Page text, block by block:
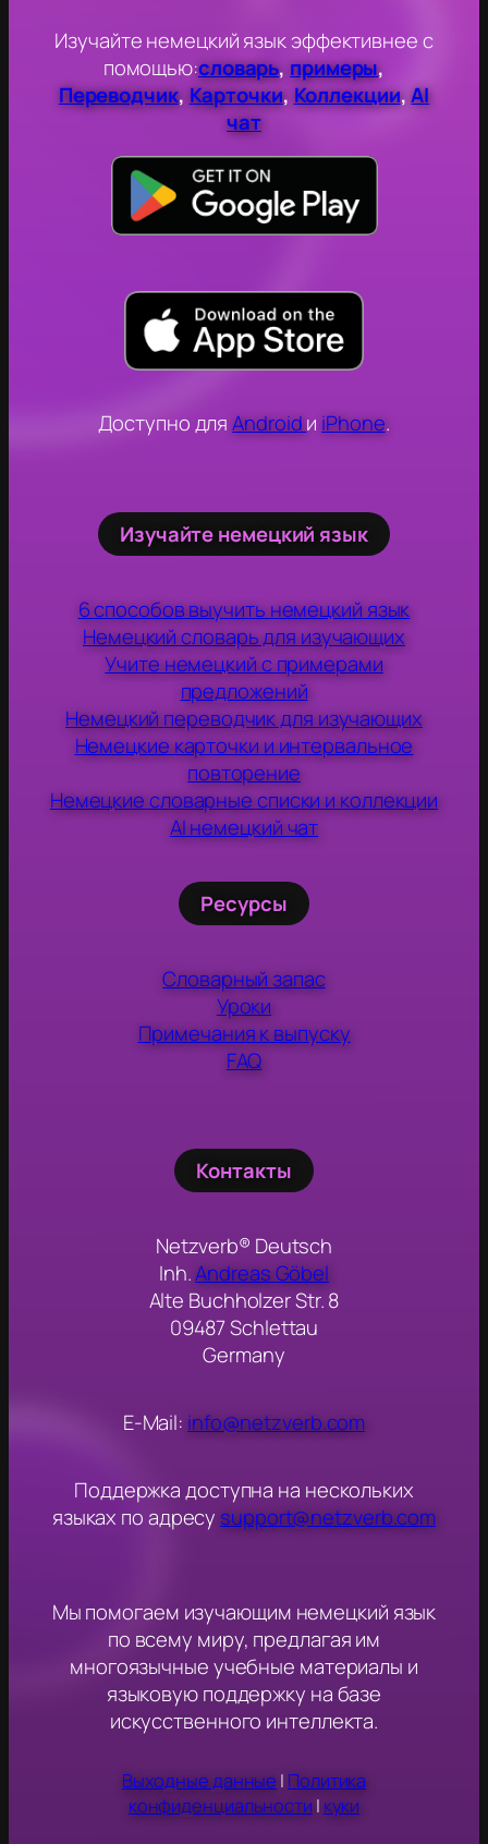
Изучайте немецкий язык эффективнее с
помощью:словарь,примеры,
Переводчик, Карточки, Коллекции,AI
чат
Доступно дляAndroidи iPhone.
Изучайте немецкий язык
6 способов выучить немецкий язык
Немецкий словарь для изучающих
Учите немецкий с примерами
предложений
Немецкий переводчик для изучающих
Немецкие карточки и интервальное
повторение
Немецкие словарные списки и коллекции
AI немецкий чат
Ресурсы
Словарный запас
Уроки
Примечания к выпуску
FAQ
Контакты
Netzverb® Deutsch
Inh.Andreas Göbel
Alte Buchholzer Str. 8
09487 Schlettau
Germany
E-Mail: info@netzverb.com
Поддержка доступна на нескольких
языках по адресу support@netzverb.com
Мы помогаем изучающим немецкий язык
по всему миру, предлагая им
многоязычные учебные материалы и
языковую поддержку на базе
искусственного интеллекта.
Выходные данные | Политика
конфиденциальности | куки